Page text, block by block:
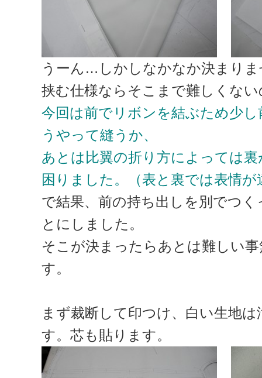
うーん…しかしなかなか決まり
挟む仕様ならそこまで難しくな
今回は前でリボンを結ぶため少
うやって縫うか、
あとは比翼の折り方によっては裏
困りました。（表と裏では表情が
で結果、前の持ち出しを別でつ
とにしました。
そこが決まったらあとは難しい
す。
まず裁断して印つけ、白い生地
す。芯も貼ります。